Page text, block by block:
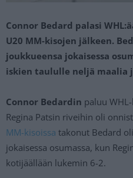
Connor Bedard palasi
U20 MM-kisojen jälkeen.
joukkueensa jokaisessa
iskien taululle neljä maalia
Connor Bedardin paluu
Regina Patsin riveihin oli
MM-kisoissa takonut Bedard
jokaisessa osumassa, kun
kotijäällään lukemin 6-2.